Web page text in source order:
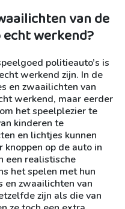
van de
werkend?
politieauto’s is
werkend zijn. In de
en zwaailichten van
werkend, maar eerder
het speelplezier te
kinderen te
en lichtjes kunnen
op de auto in
een realistische
het spelen met hun
en zwaailichten van
zijn als die van